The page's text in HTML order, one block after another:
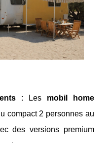
: Les mobil home
compact 2 personnes au
des versions premium